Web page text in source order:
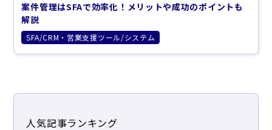
案件管理はSFAで効率化！メリットや成功のポイントも
解説
SFA/CRM・営業支援ツール/システム
人気記事ランキング